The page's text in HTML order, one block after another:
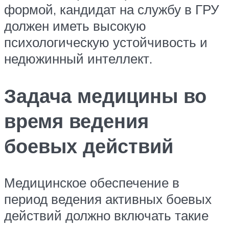
формой, кандидат на службу в ГРУ
должен иметь высокую
психологическую устойчивость и
недюжинный интеллект.
Задача медицины во
время ведения
боевых действий
Медицинское обеспечение в
период ведения активных боевых
действий должно включать такие